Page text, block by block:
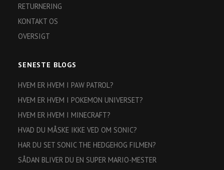
RETURNERING
KONTAKT OS
OVERSIGT
SENESTE BLOGS
HVEM ER HVEM I PAW PATROL?
HVEM ER HVEM I POKEMON UNIVERSET?
HVEM ER HVEM I MINECRAFT?
HVAD DU MÅSKE IKKE VED OM SONIC?
HAR DU SET SONIC THE HEDGEHOG FILMEN?
SÅDAN BLIVER DU EN SUPER MARIO-MESTER